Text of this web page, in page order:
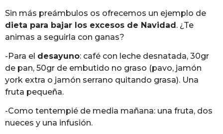
Sin más preámbulos os ofrecemos un ejemplo de
dieta para bajar los excesos de Navidad. ¿Te
animas a seguirla con ganas?
-Para el desayuno: café con leche desnatada, 30gr
de pan, 50gr de embutido no graso (pavo, jamón
york extra o jamón serrano quitando grasa). Una
fruta pequeña.
-Como tentempié de media mañana: una fruta, dos
nueces y una infusión.